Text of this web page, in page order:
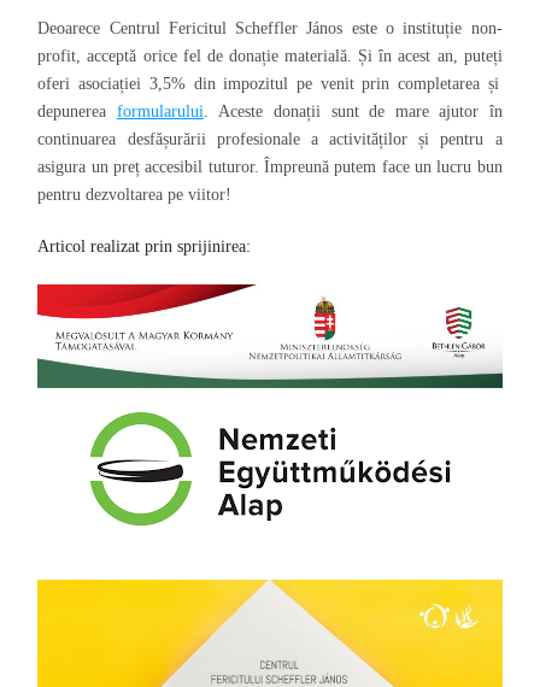
Deoarece Centrul Fericitul Scheffler János esteo instituție non-
profit,acceptă orice fel de donațiematerială. Și în acest an, puteți
oferi asociației 3,5% din impozitul pe venit prin completarea și
depunerea formularului.Aceste donații suntde mare ajutor în
continuarea desfășurării profesionale a activităților și pentru a
asigura un prețaccesibil tuturor. Împreună putem face un lucru bun
pentru dezvoltarea pe viitor!
Articol realizat prin sprijinirea: